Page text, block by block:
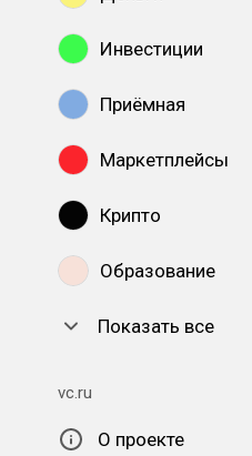
Инвестиции
Приёмная
Маркетплейсы
Крипто
Образование
Показать все
vc.ru
О проекте